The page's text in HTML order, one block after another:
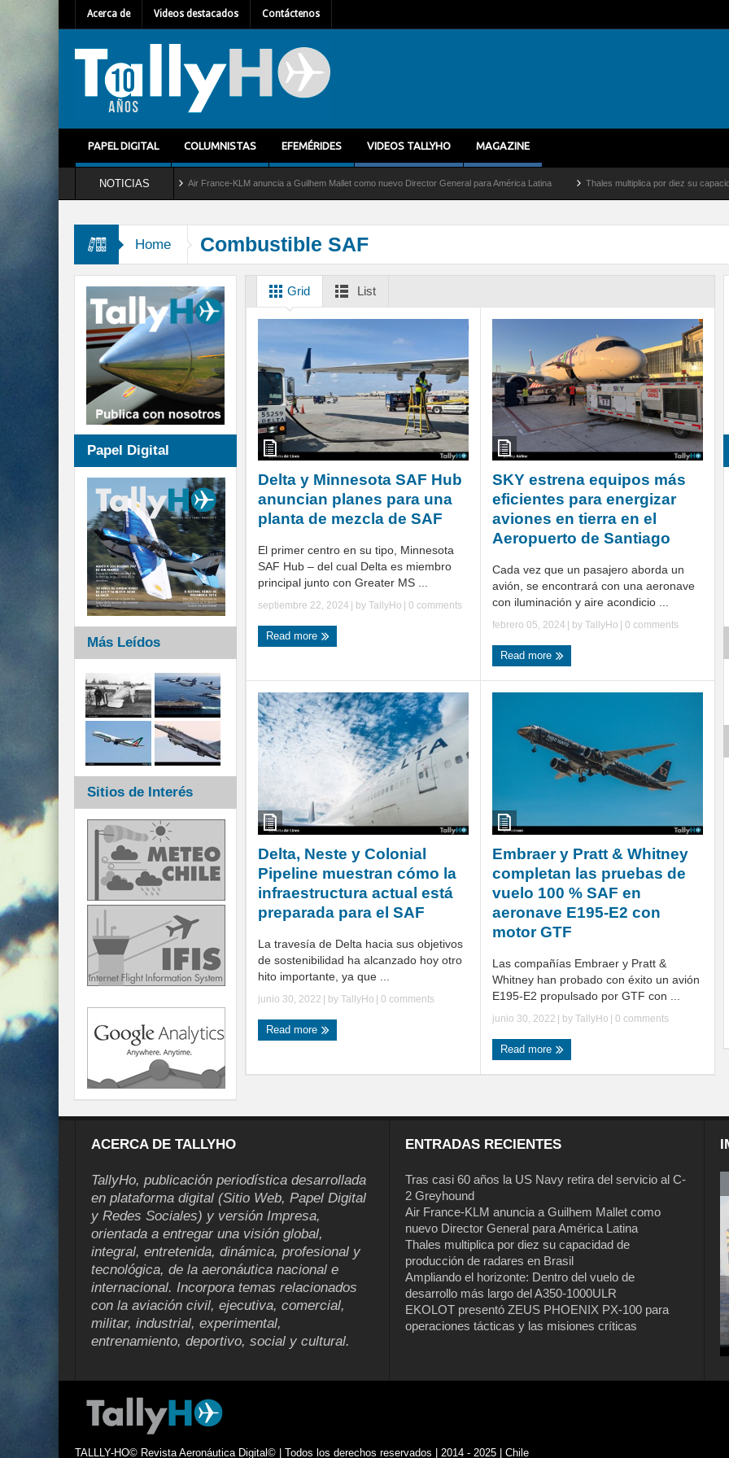
Acerca de Videos destacados Contáctenos
PAPEL DIGITAL COLUMNISTAS EFEMÉRIDES VIDEOS TALLYHO MAGAZINE
NOTICIAS
servicio al C-2 Greyhound Air France-KLM anuncia a Guilhem Mallet como nuevo Director General para América Latina Thales multiplica por diez su capacidad de
Home Combustible SAF
Grid List
Delta y Minnesota SAF Hub
anuncian planes para una
planta de mezcla de SAF
El primer centro en su tipo, Minnesota
SAF Hub – del cual Delta es miembro
principal junto con Greater MS ...
septiembre 22, 2024 | by TallyHo 0 comments
Read more
SKY estrena equipos más
eficientes para energizar
aviones en tierra en el
Aeropuerto de Santiago
Cada vez que un pasajero aborda un
avión, se encontrará con una aeronave
con iluminación y aire acondicio ...
febrero 05, 2024 | by TallyHo 0 comments
Read more
Delta, Neste y Colonial
Pipeline muestran cómo la
infraestructura actual está
preparada para el SAF
La travesía de Delta hacia sus objetivos
de sostenibilidad ha alcanzado hoy otro
hito importante, ya que ...
junio 30, 2022 | by TallyHo | 0 comments
Read more
Embraer y Pratt & Whitney
completan las pruebas de
vuelo 100 % SAF en
aeronave E195-E2 con
motor GTF
Las compañías Embraer y Pratt &
Whitney han probado con éxito un avión
E195-E2 propulsado por GTF con ...
junio 30, 2022 | by TallyHo | 0 comments
Read more
Papel Digital
Más Leídos
Sitios de Interés
ACERCA DE TALLYHO
TallyHo, publicación periodística desarrollada
en plataforma digital (Sitio Web, Papel Digital
y Redes Sociales) y versión Impresa,
orientada a entregar una visión global,
integral, entretenida, dinámica, profesional y
tecnológica, de la aeronáutica nacional e
internacional. Incorpora temas relacionados
con la aviación civil, ejecutiva, comercial,
militar, industrial, experimental,
entrenamiento, deportivo, social y cultural.
ENTRADAS RECIENTES
Tras casi 60 años la US Navy retira del servicio al C-
2 Greyhound
Air France-KLM anuncia a Guilhem Mallet como
nuevo Director General para América Latina
Thales multiplica por diez su capacidad de
producción de radares en Brasil
Ampliando el horizonte: Dentro del vuelo de
desarrollo más largo del A350-1000ULR
EKOLOT presentó ZEUS PHOENIX PX-100 para
operaciones tácticas y las misiones críticas
Tras casi 60 años la US Navy retira del
servicio al C-2 Greyhound
TALLLY-HO© Revista Aeronáutica Digital© | Todos los derechos reservados | 2014 - 2025 | Chile